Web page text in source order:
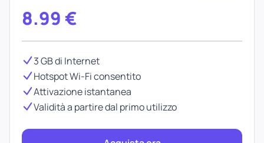
8.99 €
3 GB di Internet
Hotspot Wi-Fi consentito
Attivazione istantanea
Validità a partire dal primo utilizzo